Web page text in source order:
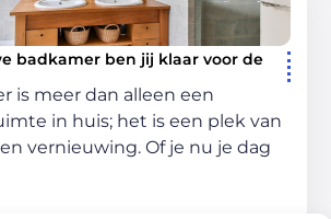
badkamer ben jij klaar voor de
is meer dan alleen een
in huis; het is een plek van
vernieuwing. Of je nu je dag